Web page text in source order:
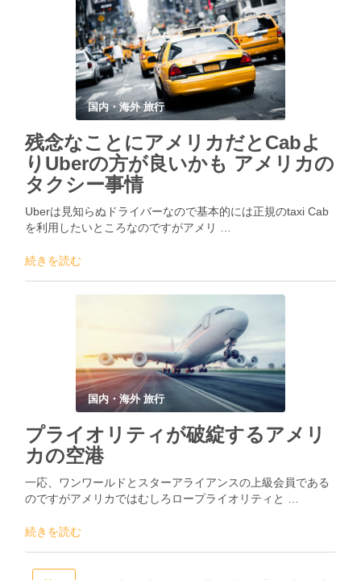
国内・海外 旅行
残念なことにアメリカだとCabよ
りUberの方が良いかも アメリカの
タクシー事情
Uberは見知らぬドライバーなので基本的には正規のtaxi Cab
を利用したいところなのですがアメリ …
続きを読む
国内・海外 旅行
プライオリティが破綻するアメリ
カの空港
一応、ワンワールドとスターアライアンスの上級会員である
のですがアメリカではむしろロープライオリティと …
続きを読む